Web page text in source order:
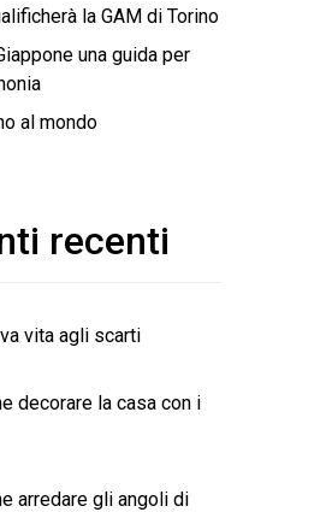
la GAM di Torino
una guida per
al mondo
recenti
vita agli scarti
decorare la casa con i
arredare gli angoli di